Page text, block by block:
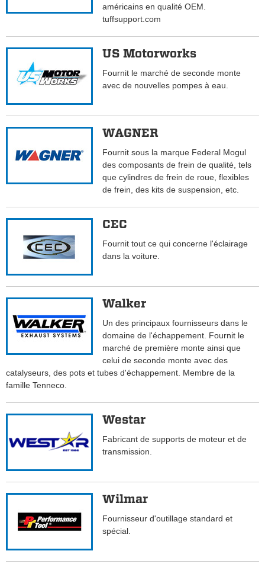
américains en qualité OEM.
tuffsupport.com
US Motorworks
Fournit le marché de seconde monte
avec de nouvelles pompes à eau.
WAGNER
Fournit sous la marque Federal Mogul
des composants de frein de qualité, tels
que cylindres de frein de roue, flexibles
de frein, des kits de suspension, etc.
CEC
Fournit tout ce qui concerne l'éclairage
dans la voiture.
Walker
Un des principaux fournisseurs dans le
domaine de l'échappement. Fournit le
marché de première monte ainsi que
celui de seconde monte avec des
catalyseurs, des pots et tubes d'échappement. Membre de la
famille Tenneco.
Westar
Fabricant de supports de moteur et de
transmission.
Wilmar
Fournisseur d'outillage standard et
spécial.